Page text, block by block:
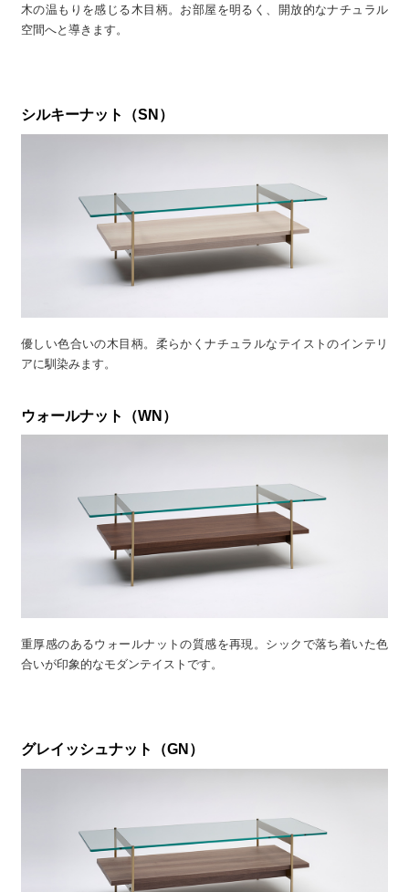
木の温もりを感じる木目柄。お部屋を明るく、開放的なナチュラル
空間へと導きます。
シルキーナット（SN）
優しい色合いの木目柄。柔らかくナチュラルなテイストのインテリ
アに馴染みます。
ウォールナット（WN）
重厚感のあるウォールナットの質感を再現。シックで落ち着いた色
合いが印象的なモダンテイストです。
グレイッシュナット（GN）